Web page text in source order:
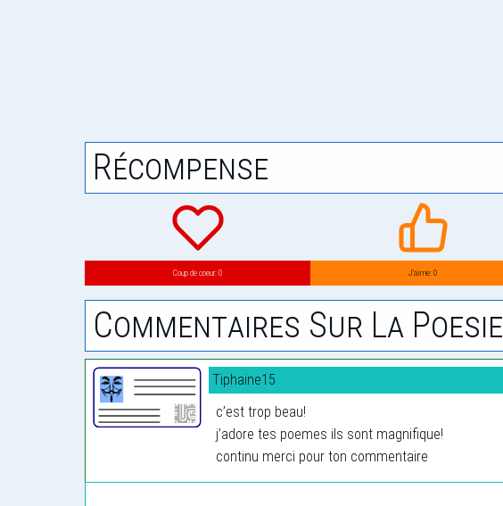
Récompense
Coup de coeur: 0 J’aime: 0
Commentaires Sur La Poesie
Tiphaine15
c’est trop beau!
j’adore tes poemes ils sont magnifique!
continu merci pour ton commentaire